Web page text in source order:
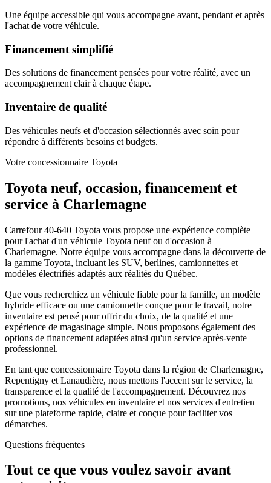
Une équipe accessible qui vous accompagne avant, pendant et après
l'achat de votre véhicule.
Financement simplifié
Des solutions de financement pensées pour votre réalité, avec un
accompagnement clair à chaque étape.
Inventaire de qualité
Des véhicules neufs et d'occasion sélectionnés avec soin pour
répondre à différents besoins et budgets.
Votre concessionnaire Toyota
Toyota neuf, occasion, financement et
service à Charlemagne
Carrefour 40-640 Toyota vous propose une expérience complète
pour l'achat d'un véhicule Toyota neuf ou d'occasion à
Charlemagne. Notre équipe vous accompagne dans la découverte de
la gamme Toyota, incluant les SUV, berlines, camionnettes et
modèles électrifiés adaptés aux réalités du Québec.
Que vous recherchiez un véhicule fiable pour la famille, un modèle
hybride efficace ou une camionnette conçue pour le travail, notre
inventaire est pensé pour offrir du choix, de la qualité et une
expérience de magasinage simple. Nous proposons également des
options de financement adaptées ainsi qu'un service après-vente
professionnel.
En tant que concessionnaire Toyota dans la région de Charlemagne,
Repentigny et Lanaudière, nous mettons l'accent sur le service, la
transparence et la qualité de l'accompagnement. Découvrez nos
promotions, nos véhicules en inventaire et nos services d'entretien
sur une plateforme rapide, claire et conçue pour faciliter vos
démarches.
Questions fréquentes
Tout ce que vous voulez savoir avant